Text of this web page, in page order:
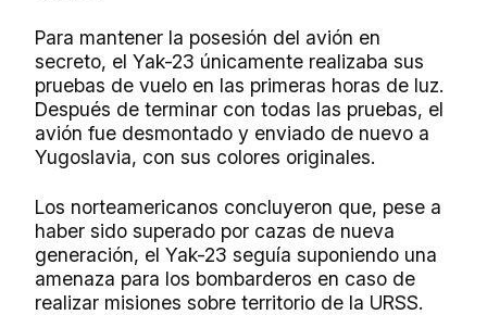
Para mantener la posesión del avión en
secreto, el Yak-23 únicamente realizaba sus
pruebas de vuelo en las primeras horas de luz.
Después de terminar con todas las pruebas, el
avión fue desmontado y enviado de nuevo a
Yugoslavia, con sus colores originales.
Los norteamericanos concluyeron que, pese a
haber sido superado por cazas de nueva
generación, el Yak-23 seguía suponiendo una
amenaza para los bombarderos en caso de
realizar misiones sobre territorio de la URSS.